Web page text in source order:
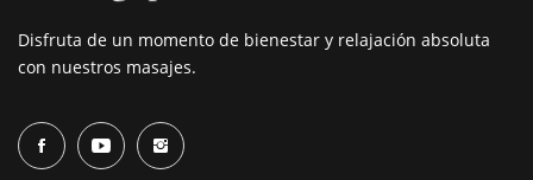
Disfruta de un momento de bienestar y relajación absoluta
con nuestros masajes.